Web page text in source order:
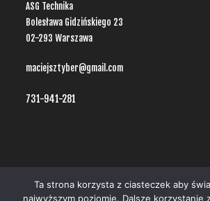
ASG Technika
Bolesława Gidzińskiego 23
02-293 Warszawa
maciejsztyber@gmail.com
731-941-281
Ta strona korzysta z ciasteczek aby
najwyższym poziomie. Dalsze korzystanie